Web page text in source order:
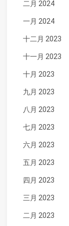
二月 2024
一月 2024
十二月 2023
十一月 2023
十月 2023
九月 2023
八月 2023
七月 2023
六月 2023
五月 2023
四月 2023
三月 2023
二月 2023